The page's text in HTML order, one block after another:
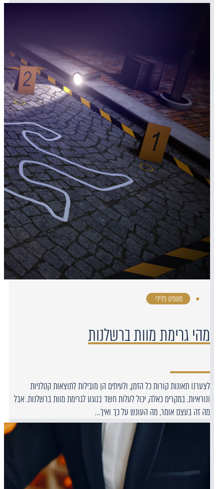
משפט פלילי ·
מהי גרימת מוות ברשלנות
לצערנו תאונות קורות כל הזמן, ולעיתים הן מובילות לתוצאות קטלניות
ונוראיות. במקרים כאלה, יכול לעלות חשד בנוגע לגרימת מוות ברשלנות. אבל
מה זה בעצם אומר, מה העונש על כך ואיך…